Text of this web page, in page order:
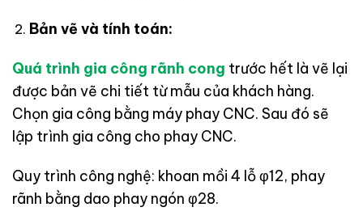
Bản vẽ và tính toán:
Quá trình gia công rãnh cong trước hết là vẽ lại
được bản vẽ chi tiết từ mẫu của khách hàng.
Chọn gia công bằng máy phay CNC. Sau đó sẽ
lập trình gia công cho phay CNC.
Quy trình công nghệ: khoan mồi 4 lỗ φ12, phay
rãnh bằng dao phay ngón φ28.